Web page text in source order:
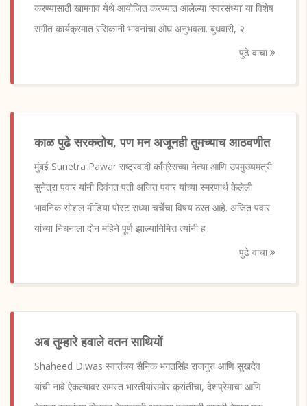
करण्यासाठी खामगाव येथे आयोजित करण्यात आलेल्या ‘स्वरसंध्या’ या विशेष
संगीत कार्यक्रमात रसिकांनी भावनांचा ओघ अनुभवला. बुधवारी, २
पुढे वाचा
काळ पुढे सरकतोय, पण मन अजूनही तुमच्याच आठवणीत
मुंबई Sunetra Pawar राष्ट्रवादी काँग्रेसच्या नेत्या आणि उपमुख्यमंत्री
सुनेत्रा पवार यांनी दिवंगत पती अजित पवार यांच्या स्मरणार्थ केलेली
भावनिक सोशल मीडिया पोस्ट सध्या चर्चेचा विषय ठरत आहे. अजित पवार
यांच्या निधनाला दोन महिने पूर्ण झाल्यानिमित्त त्यांनी ह
पुढे वाचा
अब तुम्हारे हवाले वतन साथियों
Shaheed Diwas स्वातंत्र्य सैनिक भगतसिंह राजगुरु आणि सुखदेव
यांची नावे ऐकल्यावर समस्त भारतीयांसमोर क्रांतीचा, देशप्रेमाचा आणि